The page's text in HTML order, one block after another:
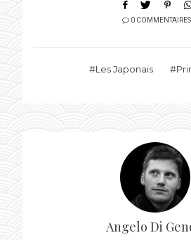
0 COMMENTAIRES
Les Japonais
Angelo Di